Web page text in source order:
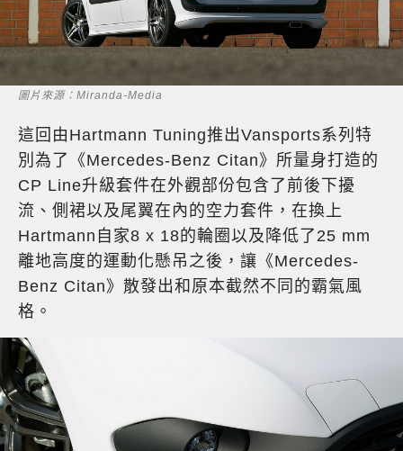
圖片來源：Miranda-Media
這回由Hartmann Tuning推出Vansports系列特
別為了《Mercedes-Benz Citan》所量身打造的
CP Line升級套件在外觀部份包含了前後下擾
流、側裙以及尾翼在內的空力套件，在換上
Hartmann自家8 x 18的輪圈以及降低了25 mm
離地高度的運動化懸吊之後，讓《Mercedes-
Benz Citan》散發出和原本截然不同的霸氣風
格。